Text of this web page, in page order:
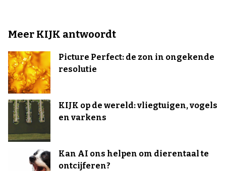
Meer KIJK antwoordt
Picture Perfect: de zon in ongekende
resolutie
KIJK op de wereld: vliegtuigen, vogels
en varkens
Kan AI ons helpen om dierentaal te
ontcijferen?